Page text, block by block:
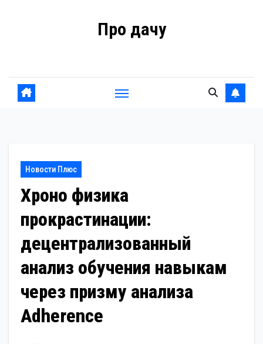
Про дачу
Новости Плюс
Хроно физика
прокрастинации:
децентрализованный
анализ обучения навыкам
через призму анализа
Adherence